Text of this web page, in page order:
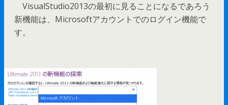
VisualStudio2013の最初に見ることになるであろう
新機能は、Microsoftアカウントでのログイン機能で
す。